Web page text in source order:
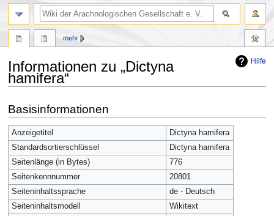
Hilfe
Informationen zu „Dictyna
hamifera“
Navigation
springen
Suche
springen
Basisinformationen
Anzeigetitel
Dictyna hamifera
Standardsortierschlüssel
Dictyna hamifera
Seitenlänge (in Bytes)
776
Seitenkennnummer
20801
Seiteninhaltssprache
de - Deutsch
Seiteninhaltsmodell
Wikitext
mehr